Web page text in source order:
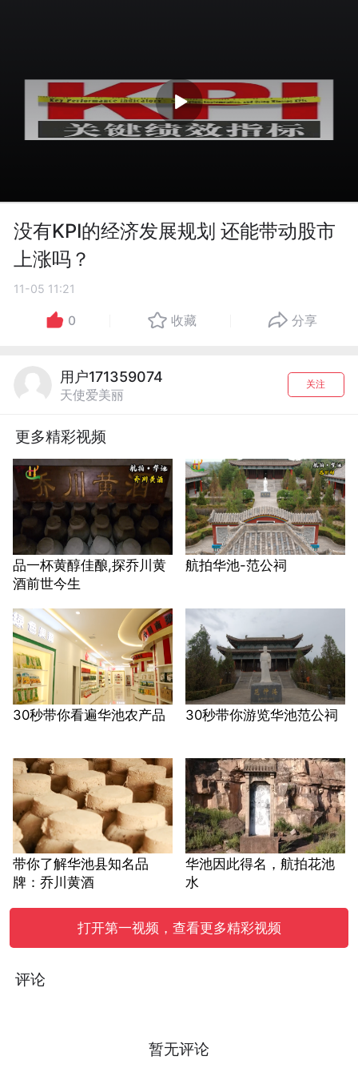
没有KPI的经济发展规划 还能带动股市
上涨吗？
11-05 11:21
0 收藏 分享
用户171359074
天使爱美丽
关注
更多精彩视频
品一杯黄醇佳酿,探乔川黄
酒前世今生
航拍华池-范公祠
30秒带你看遍华池农产品 30秒带你游览华池范公祠
带你了解华池县知名品
牌：乔川黄酒
华池因此得名，航拍花池
水
打开第一视频，查看更多精彩视频
评论
暂无评论